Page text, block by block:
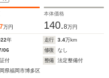
7万円
本体価格
140.8万円
年 走行 3.4万km
06 修復
なし
付 整備
法定整備付
県福岡市博多区